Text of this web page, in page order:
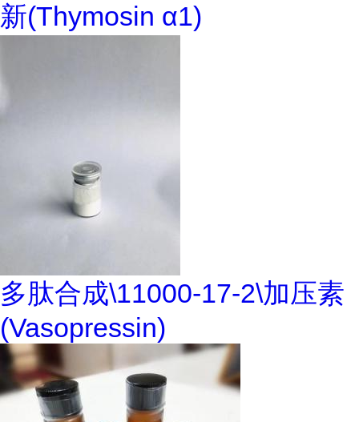
新(Thymosin α1)
多肽合成\11000-17-2\加压素
(Vasopressin)